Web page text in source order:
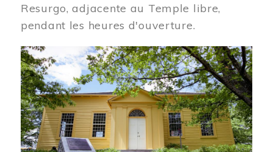
Resurgo, adjacente au Temple libre,
pendant les heures d'ouverture.
Image